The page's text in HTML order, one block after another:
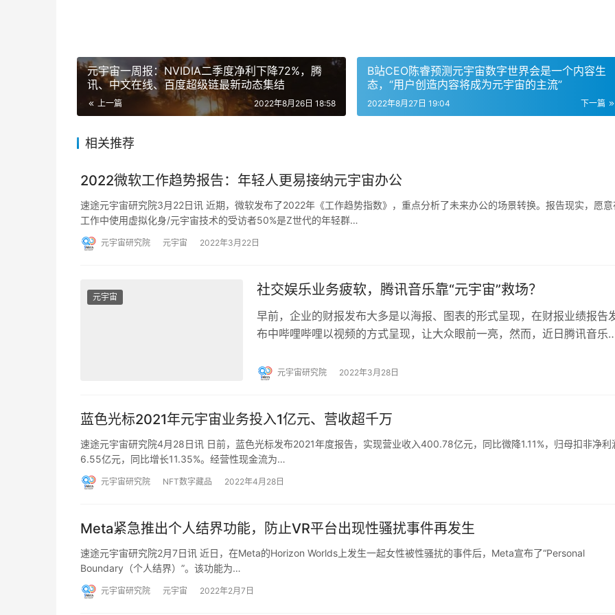
元宇宙一周报：NVIDIA二季度净利下降72%，腾
讯、中文在线、百度超级链最新动态集结
上一篇 2022年8月26日 18:58
B站CEO陈睿预测元宇宙数字世界会是一个内容生
态，“用户创造内容将成为元宇宙的主流”
下一篇
2022年8月27日 19:04
相关推荐
2022微软工作趋势报告：年轻人更易接纳元宇宙办公
速途元宇宙研究院3月22日讯 近期，微软发布了2022年《工作趋势指数》，重点分析了未来办公的场景转换。报告现实，愿意
工作中使用虚拟化身/元宇宙技术的受访者50%是Z世代的年轻群…
元宇宙研究院 元宇宙 2022年3月22日
元宇宙 社交娱乐业务疲软，腾讯音乐靠“元宇宙”救场？
早前，企业的财报发布大多是以海报、图表的形式呈现，在财报业绩报告
布中哔哩哔哩以视频的方式呈现，让大众眼前一亮，然而，近日腾讯音乐
元宇宙研究院 2022年3月28日
蓝色光标2021年元宇宙业务投入1亿元、营收超千万
速途元宇宙研究院4月28日讯 日前，蓝色光标发布2021年度报告，实现营业收入400.78亿元，同比微降1.11%，归母扣非净利
6.55亿元，同比增长11.35%。经营性现金流为…
元宇宙研究院 NFT数字藏品 2022年4月28日
Meta紧急推出个人结界功能，防止VR平台出现性骚扰事件再发生
速途元宇宙研究院2月7日讯 近日，在Meta的Horizon Worlds上发生一起女性被性骚扰的事件后，Meta宣布了“Personal
Boundary（个人结界）”。该功能为…
元宇宙研究院 元宇宙 2022年2月7日